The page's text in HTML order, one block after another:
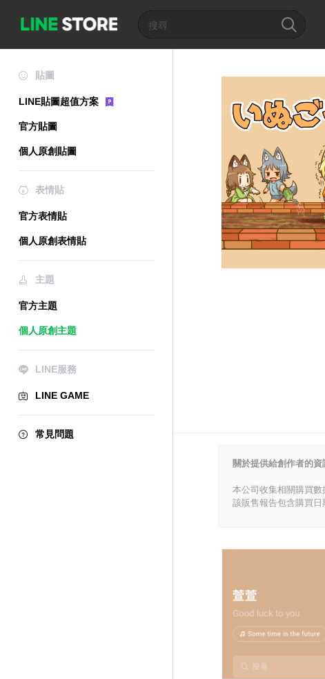
貼圖
LINE貼圖超值方案
官方貼圖
個人原創貼圖
表情貼
官方表情貼
個人原創表情貼
主題
官方主題
個人原創主題
LINE服務
LINE GAME
常見問題
關於提供給創作者的資
本公司收集相關購買數
該販售報告包含購買日